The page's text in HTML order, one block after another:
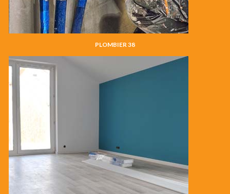
PLOMBIER 38